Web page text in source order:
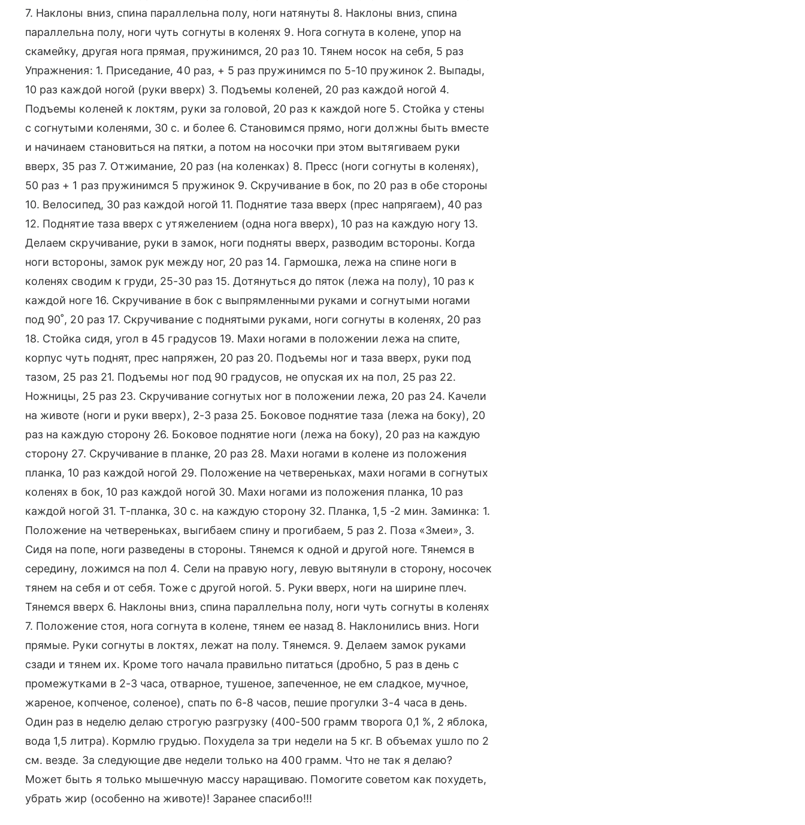
7. Наклоны вниз, спина параллельна полу, ноги натянуты 8. Наклоны вниз, спина
параллельна полу, ноги чуть согнуты в коленях 9. Нога согнута в колене, упор на
скамейку, другая нога прямая, пружинимся, 20 раз 10. Тянем носок на себя, 5 раз
Упражнения: 1. Приседание, 40 раз, + 5 раз пружинимся по 5-10 пружинок 2. Выпады,
10 раз каждой ногой (руки вверх) 3. Подъемы коленей, 20 раз каждой ногой 4.
Подъемы коленей к локтям, руки за головой, 20 раз к каждой ноге 5. Стойка у стены
с согнутыми коленями, 30 с. и более 6. Становимся прямо, ноги должны быть вместе
и начинаем становиться на пятки, а потом на носочки при этом вытягиваем руки
вверх, 35 раз 7. Отжимание, 20 раз (на коленках) 8. Пресс (ноги согнуты в коленях),
50 раз + 1 раз пружинимся 5 пружинок 9. Скручивание в бок, по 20 раз в обе стороны
10. Велосипед, 30 раз каждой ногой 11. Поднятие таза вверх (прес напрягаем), 40 раз
12. Поднятие таза вверх с утяжелением (одна нога вверх), 10 раз на каждую ногу 13.
Делаем скручивание, руки в замок, ноги подняты вверх, разводим встороны. Когда
ноги встороны, замок рук между ног, 20 раз 14. Гармошка, лежа на спине ноги в
коленях сводим к груди, 25-30 раз 15. Дотянуться до пяток (лежа на полу), 10 раз к
каждой ноге 16. Скручивание в бок с выпрямленными руками и согнутыми ногами
под 90˚, 20 раз 17. Скручивание с поднятыми руками, ноги согнуты в коленях, 20 раз
18. Стойка сидя, угол в 45 градусов 19. Махи ногами в положении лежа на спите,
корпус чуть поднят, прес напряжен, 20 раз 20. Подъемы ног и таза вверх, руки под
тазом, 25 раз 21. Подъемы ног под 90 градусов, не опуская их на пол, 25 раз 22.
Ножницы, 25 раз 23. Скручивание согнутых ног в положении лежа, 20 раз 24. Качели
на животе (ноги и руки вверх), 2-3 раза 25. Боковое поднятие таза (лежа на боку), 20
раз на каждую сторону 26. Боковое поднятие ноги (лежа на боку), 20 раз на каждую
сторону 27. Скручивание в планке, 20 раз 28. Махи ногами в колене из положения
планка, 10 раз каждой ногой 29. Положение на четвереньках, махи ногами в согнутых
коленях в бок, 10 раз каждой ногой 30. Махи ногами из положения планка, 10 раз
каждой ногой 31. Т-планка, 30 с. на каждую сторону 32. Планка, 1,5 -2 мин. Заминка: 1.
Положение на четвереньках, выгибаем спину и прогибаем, 5 раз 2. Поза «Змеи», 3.
Сидя на попе, ноги разведены в стороны. Тянемся к одной и другой ноге. Тянемся в
середину, ложимся на пол 4. Сели на правую ногу, левую вытянули в сторону, носочек
тянем на себя и от себя. Тоже с другой ногой. 5. Руки вверх, ноги на ширине плеч.
Тянемся вверх 6. Наклоны вниз, спина параллельна полу, ноги чуть согнуты в коленях
7. Положение стоя, нога согнута в колене, тянем ее назад 8. Наклонились вниз. Ноги
прямые. Руки согнуты в локтях, лежат на полу. Тянемся. 9. Делаем замок руками
сзади и тянем их. Кроме того начала правильно питаться (дробно, 5 раз в день с
промежутками в 2-3 часа, отварное, тушеное, запеченное, не ем сладкое, мучное,
жареное, копченое, соленое), спать по 6-8 часов, пешие прогулки 3-4 часа в день.
Один раз в неделю делаю строгую разгрузку (400-500 грамм творога 0,1 %, 2 яблока,
вода 1,5 литра). Кормлю грудью. Похудела за три недели на 5 кг. В объемах ушло по 2
см. везде. За следующие две недели только на 400 грамм. Что не так я делаю?
Может быть я только мышечную массу наращиваю. Помогите советом как похудеть,
убрать жир (особенно на животе)! Заранее спасибо!!!